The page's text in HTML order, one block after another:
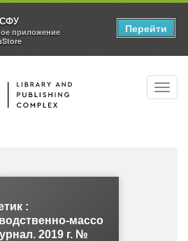
:
массо
2019 г. №
приложение
Перейти